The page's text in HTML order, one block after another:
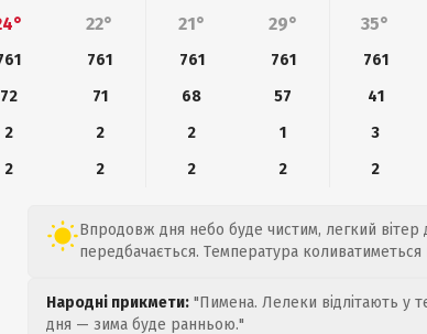
22° 21° 29° 35°
761 761 761 761
72
71 68 57 41
2
2 2 1 3
2
2 2 2 2
Впродовж дня небо буде чистим, легкий вітер
передбачається. Температура коливатиметься
Народні прикмети: "Пимена. Лелеки відлітають у
дня — зима буде ранньою."